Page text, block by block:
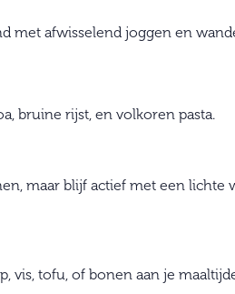
met afwisselend joggen en
bruine rijst, en volkoren pasta.
maar blijf actief met een lichte
vis, tofu, of bonen aan je